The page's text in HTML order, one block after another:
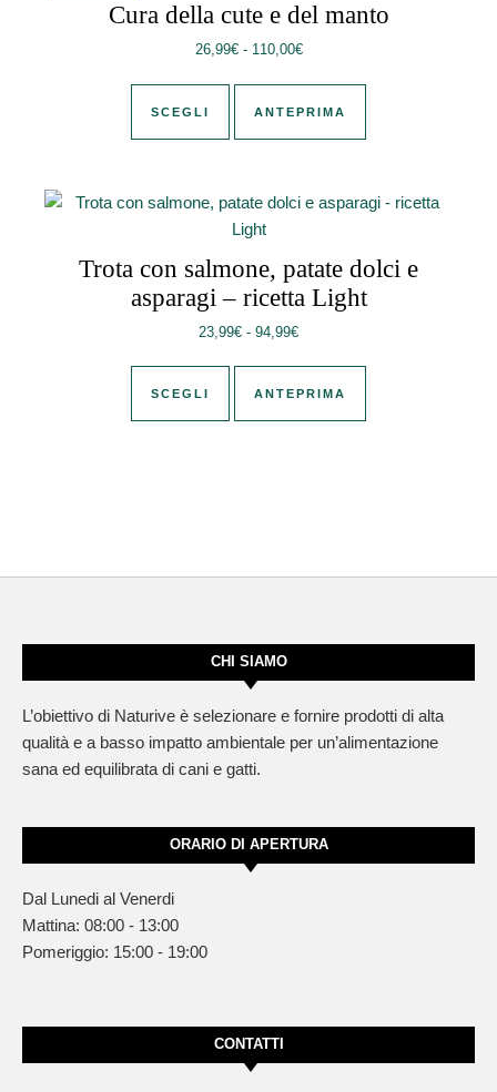
Cura della cute e del manto
26,99€ - 110,00€Fascia di prezzo: da 26,99€ a
SCEGLI
Questo prodotto ha più varianti. Le
ANTEPRIMA
Trota con salmone, patate dolci e
asparagi – ricetta Light
23,99€ - 94,99€Fascia di prezzo: da 23,99€ a
SCEGLI
Questo prodotto ha più varianti. Le
ANTEPRIMA
CHI SIAMO
L’obiettivo di Naturive è selezionare e fornire prodotti di alta
qualità e a basso impatto ambientale per un’alimentazione
sana ed equilibrata di cani e gatti.
ORARIO DI APERTURA
Dal Lunedi al Venerdi
Mattina: 08:00 - 13:00
Pomeriggio: 15:00 - 19:00
CONTATTI